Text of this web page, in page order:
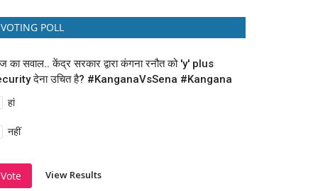
VOTING POLL
का सवाल.. केंद्र सरकार द्वारा कंगना रनौत को 'y' plus
देना उचित है? #KanganaVsSena #Kangana
हां
नहीं
Vote View Results